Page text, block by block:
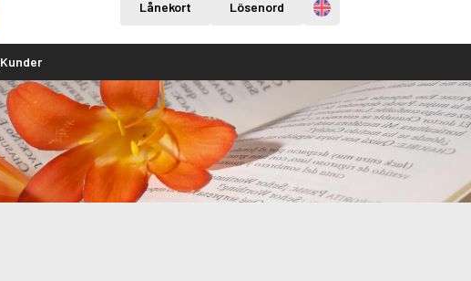
Lånekort Lösenord Engelska
Kunder